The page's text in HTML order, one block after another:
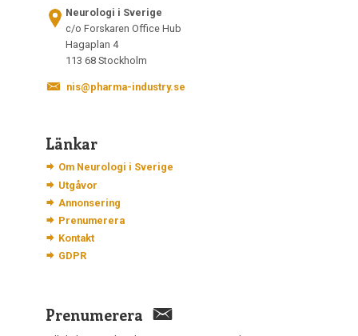
Neurologi i Sverige
c/o Forskaren Office Hub
Hagaplan 4
113 68 Stockholm
nis@pharma-industry.se
Länkar
Om Neurologi i Sverige
Utgåvor
Annonsering
Prenumerera
Kontakt
GDPR
Prenumerera